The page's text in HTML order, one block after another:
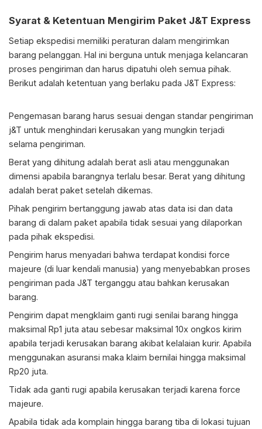
Syarat & Ketentuan Mengirim Paket J&T Express
Setiap ekspedisi memiliki peraturan dalam mengirimkan
barang pelanggan. Hal ini berguna untuk menjaga kelancaran
proses pengiriman dan harus dipatuhi oleh semua pihak.
Berikut adalah ketentuan yang berlaku pada J&T Express:
Pengemasan barang harus sesuai dengan standar pengiriman
j&T untuk menghindari kerusakan yang mungkin terjadi
selama pengiriman.
Berat yang dihitung adalah berat asli atau menggunakan
dimensi apabila barangnya terlalu besar. Berat yang dihitung
adalah berat paket setelah dikemas.
Pihak pengirim bertanggung jawab atas data isi dan data
barang di dalam paket apabila tidak sesuai yang dilaporkan
pada pihak ekspedisi.
Pengirim harus menyadari bahwa terdapat kondisi force
majeure (di luar kendali manusia) yang menyebabkan proses
pengiriman pada J&T terganggu atau bahkan kerusakan
barang.
Pengirim dapat mengklaim ganti rugi senilai barang hingga
maksimal Rp1 juta atau sebesar maksimal 10x ongkos kirim
apabila terjadi kerusakan barang akibat kelalaian kurir. Apabila
menggunakan asuransi maka klaim bernilai hingga maksimal
Rp20 juta.
Tidak ada ganti rugi apabila kerusakan terjadi karena force
majeure.
Apabila tidak ada komplain hingga barang tiba di lokasi tujuan